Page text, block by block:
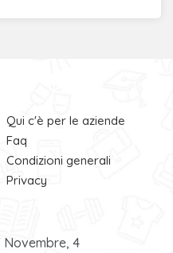
Qui c'è per le aziende
Faq
Condizioni generali
Privacy
4